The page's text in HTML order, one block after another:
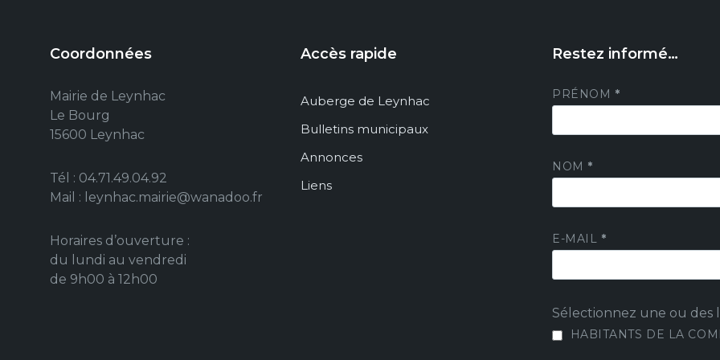
Coordonnées
Mairie de Leynhac
Le Bourg
15600 Leynhac
Tél : 04.71.49.04.92
Mail : leynhac.mairie@wanadoo.fr
Horaires d’ouverture :
du lundi au vendredi
de 9h00 à 12h00
Accès rapide
Auberge de Leynhac
Bulletins municipaux
Annonces
Liens
Restez informé…
PRÉNOM *
NOM *
E-MAIL *
Sélectionnez une ou des
HABITANTS DE LA